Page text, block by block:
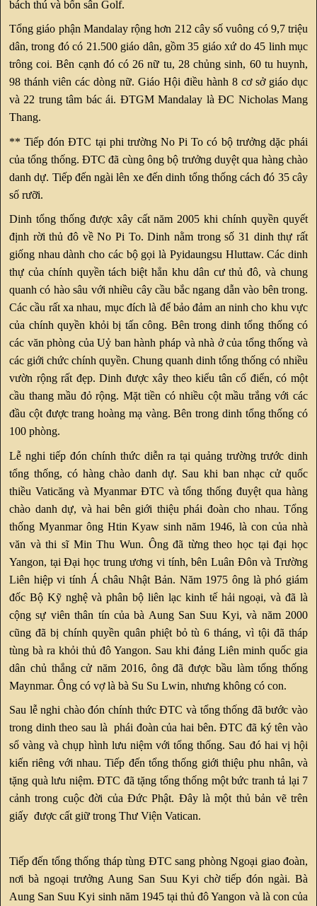
bách thú và bốn sân Golf.
Tổng giáo phận Mandalay rộng hơn 212 cây số vuông có 9,7 triệu
dân, trong đó có 21.500 giáo dân, gồm 35 giáo xứ do 45 linh mục
trông coi. Bên cạnh đó có 26 nữ tu, 28 chủng sinh, 60 tu huynh,
98 thánh viên các dòng nữ. Giáo Hội điều hành 8 cơ sở giáo dục
và 22 trung tâm bác ái. ĐTGM Mandalay là ĐC Nicholas Mang
Thang.
** Tiếp đón ĐTC tại phi trường No Pi To có bộ trưởng dặc phái
của tổng thống. ĐTC đã cùng ông bộ trưởng duyệt qua hàng chào
danh dự. Tiếp đến ngài lên xe đến dinh tổng thống cách đó 35 cây
số rưỡi.
Dinh tổng thống được xây cất năm 2005 khi chính quyền quyết
định rời thủ đô về No Pi To. Dinh nằm trong số 31 dinh thự rất
giống nhau dành cho các bộ gọi là Pyidaungsu Hluttaw. Các dinh
thự của chính quyền tách biệt hẳn khu dân cư thủ đô, và chung
quanh có hào sâu với nhiều cây cầu bắc ngang dẫn vào bên trong.
Các cầu rất xa nhau, mục đích là để bảo đảm an ninh cho khu vực
của chính quyền khỏi bị tấn công. Bên trong dinh tổng thống có
các văn phòng của Uỷ ban hành pháp và nhà ở của tổng thống và
các giới chức chính quyền. Chung quanh dinh tổng thống có nhiều
vườn rộng rất đẹp. Dinh được xây theo kiểu tân cổ điển, có một
cầu thang mầu đỏ rộng. Mặt tiền có nhiều cột mầu trắng với các
đầu cột được trang hoàng mạ vàng. Bên trong dinh tổng thống có
100 phòng.
Lễ nghi tiếp đón chính thức diễn ra tại quảng trường trước dinh
tổng thống, có hàng chào danh dự. Sau khi ban nhạc cử quốc
thiều Vaticăng và Myanmar ĐTC và tổng thống đuyệt qua hàng
chào danh dự, và hai bên giới thiệu phái đoàn cho nhau. Tổng
thống Myanmar ông Htin Kyaw sinh năm 1946, là con của nhà
văn và thi sĩ Min Thu Wun. Ông đã từng theo học tại đại học
Yangon, tại Đại học trung ương vi tính, bên Luân Đôn và Trường
Liên hiệp vi tính Á châu Nhật Bản. Năm 1975 ông là phó giám
đốc Bộ Kỹ nghệ và phân bộ liên lạc kinh tế hải ngoại, và đã là
cộng sự viên thân tín của bà Aung San Suu Kyi, và năm 2000
cũng đã bị chính quyền quân phiệt bỏ tù 6 tháng, vì tội đã tháp
tùng bà ra khỏi thủ đô Yangon. Sau khi đảng Liên minh quốc gia
dân chủ thắng cử năm 2016, ông đã được bầu làm tổng thống
Maynmar. Ông có vợ là bà Su Su Lwin, nhưng không có con.
Sau lễ nghi chào đón chính thức ĐTC và tổng thống đã bước vào
trong dinh theo sau là phái đoàn của hai bên. ĐTC đã ký tên vào
sổ vàng và chụp hình lưu niệm với tổng thống. Sau đó hai vị hội
kiến riêng với nhau. Tiếp đến tổng thống giới thiệu phu nhân, và
tặng quà lưu niệm. ĐTC đã tặng tổng thống một bức tranh tả lại 7
cảnh trong cuộc đời của Đức Phật. Đây là một thủ bản vẽ trên
giấy được cất giữ trong Thư Viện Vatican.
Tiếp đến tổng thống tháp tùng ĐTC sang phòng Ngoại giao đoàn,
nơi bà ngoại trưởng Aung San Suu Kyi chờ tiếp đón ngài. Bà
Aung San Suu Kyi sinh năm 1945 tại thủ đô Yangon và là con của